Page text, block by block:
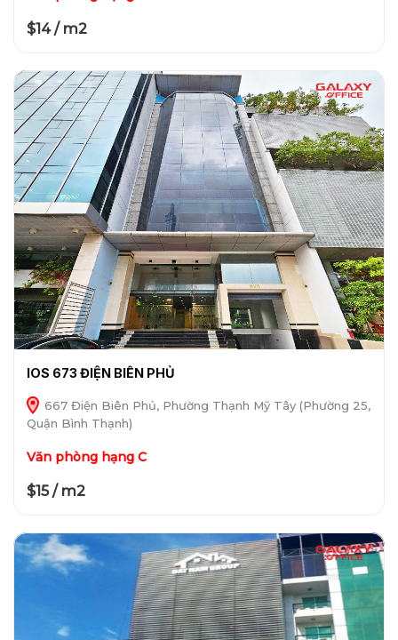
$14 / m2
IOS 673 ĐIỆN BIÊN PHỦ
667 Điện Biên Phủ, Phường Thạnh Mỹ Tây (Phường 25,
Quận Bình Thạnh)
Văn phòng hạng C
$15 / m2